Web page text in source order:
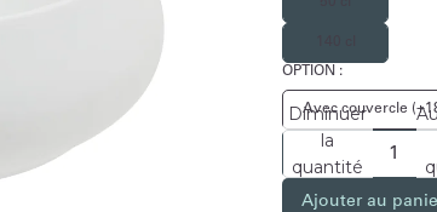
OPTION :
Avec couvercle
Diminuer
la
quantité
Ajouter au